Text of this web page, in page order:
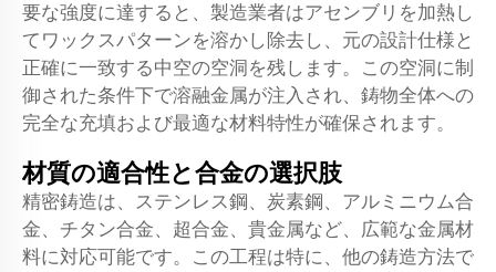
要な強度に達すると、製造業者はアセンブリを加熱し
てワックスパターンを溶かし除去し、元の設計仕様と
正確に一致する中空の空洞を残します。この空洞に制
御された条件下で溶融金属が注入され、鋳物全体への
完全な充填および最適な材料特性が確保されます。
材質の適合性と合金の選択肢
精密鋳造は、ステンレス鋼、炭素鋼、アルミニウム合
金、チタン合金、超合金、貴金属など、広範な金属材
料に対応可能です。この工程は特に、他の鋳造方法で